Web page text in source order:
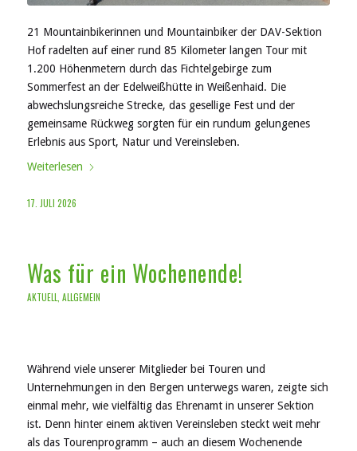
21 Mountainbikerinnen und Mountainbiker der DAV-Sektion
Hof radelten auf einer rund 85 Kilometer langen Tour mit
1.200 Höhenmetern durch das Fichtelgebirge zum
Sommerfest an der Edelweißhütte in Weißenhaid. Die
abwechslungsreiche Strecke, das gesellige Fest und der
gemeinsame Rückweg sorgten für ein rundum gelungenes
Erlebnis aus Sport, Natur und Vereinsleben.
Weiterlesen
17. JULI 2026
Was für ein Wochenende!
AKTUELL ALLGEMEIN
Während viele unserer Mitglieder bei Touren und
Unternehmungen in den Bergen unterwegs waren, zeigte sich
einmal mehr, wie vielfältig das Ehrenamt in unserer Sektion
ist. Denn hinter einem aktiven Vereinsleben steckt weit mehr
als das Tourenprogramm – auch an diesem Wochenende